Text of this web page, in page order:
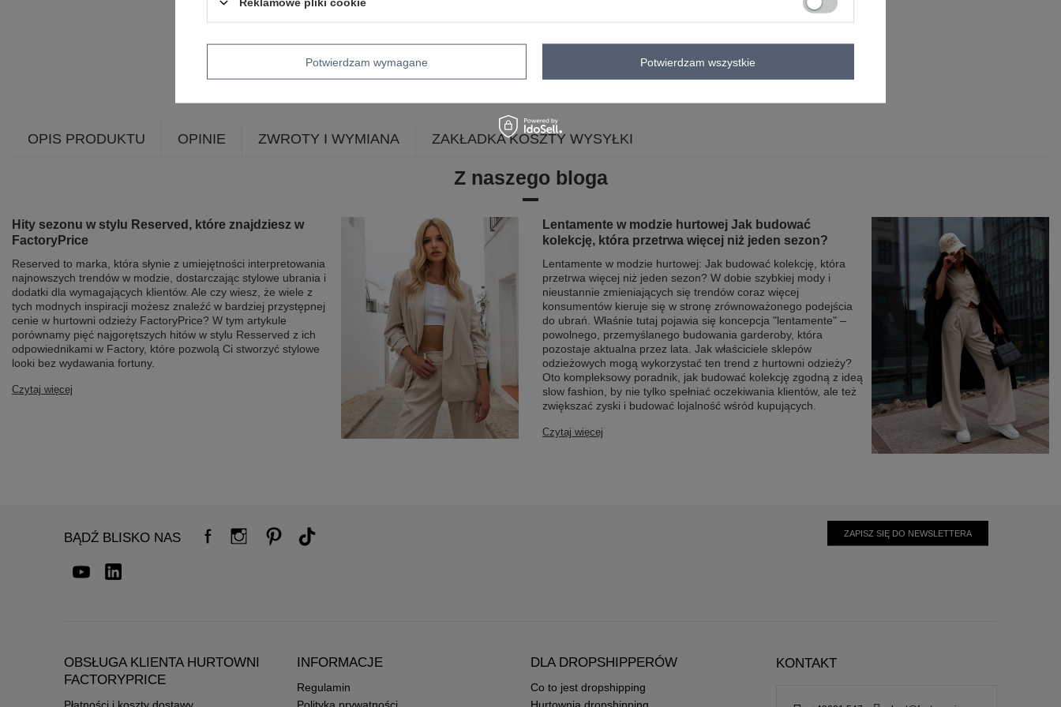
OPIS PRODUKTU OPINIE ZWROTY I WYMIANA ZAKŁADKA KOSZTY WYSYŁKI
Z naszego bloga
Hity sezonu w stylu Reserved, które znajdziesz w
FactoryPrice
Reserved to marka, która słynie z umiejętności interpretowania
najnowszych trendów w modzie, dostarczając stylowe ubrania i
dodatki dla wymagających klientów. Ale czy wiesz, że wiele z
tych modnych inspiracji możesz znaleźć w bardziej przystępnej
cenie w hurtowni odzieży FactoryPrice? W tym artykule
porównamy pięć najgorętszych hitów w stylu Resserved z ich
odpowiednikami w Factory, które pozwolą Ci stworzyć stylowe
looki bez wydawania fortuny.
Czytaj więcej
Lentamente w modzie hurtowej Jak budować
kolekcję, która przetrwa więcej niż jeden sezon?
Lentamente w modzie hurtowej: Jak budować kolekcję, która
przetrwa więcej niż jeden sezon? W dobie szybkiej mody i
nieustannie zmieniających się trendów coraz więcej
konsumentów kieruje się w stronę zrównoważonego podejścia
do ubrań. Właśnie tutaj pojawia się koncepcja "lentamente" –
powolnego, przemyślanego budowania garderoby, która
pozostaje aktualna przez lata. Jak właściciele sklepów
odzieżowych mogą wykorzystać ten trend z hurtowni odzieży?
Oto kompleksowy poradnik, jak budować kolekcję zgodną z ideą
slow fashion, by nie tylko spełniać oczekiwania klientów, ale też
zwiększać zyski i budować lojalność wśród kupujących.
Czytaj więcej
BĄDŹ BLISKO NAS ZAPISZ SIĘ DO NEWSLETTERA
OBSŁUGA KLIENTA HURTOWNI
FACTORYPRICE
Płatności i koszty dostawy
INFORMACJE
Regulamin
Polityka prywatności
DLA DROPSHIPPERÓW
Co to jest dropshipping
Hurtownia dropshipping
KONTAKT
Potwierdzam wymagane Potwierdzam wszystkie